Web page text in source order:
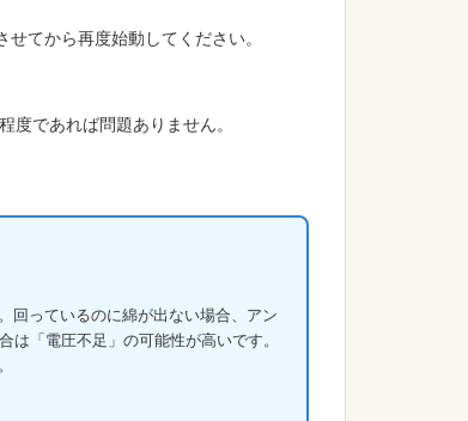
てから再度始動してください。
度であれば問題ありません。
回っているのに綿が出ない場合、アン
は「電圧不足」の可能性が高いです。